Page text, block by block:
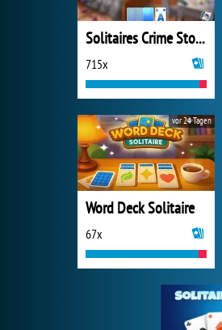
Solitaires Crime Stories
715x
Word Deck Solitaire
67x
vor 24 Tagen